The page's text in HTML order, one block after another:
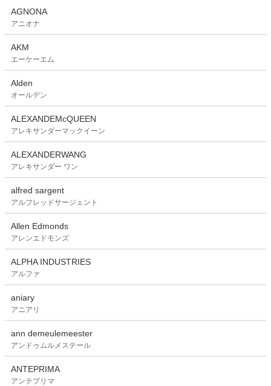
AGNONA
アニオナ
AKM
エーケーエム
Alden
オールデン
ALEXANDEMcQUEEN
アレキサンダーマックイーン
ALEXANDERWANG
アレキサンダー ワン
alfred sargent
アルフレッドサージェント
Allen Edmonds
アレンエドモンズ
ALPHA INDUSTRIES
アルファ
aniary
アニアリ
ann demeulemeester
アンドゥムルメステール
ANTEPRIMA
アンテプリマ